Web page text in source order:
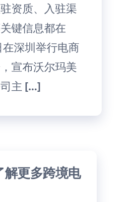
资质、入驻渠
键信息都在
深圳举行电商
宣布沃尔玛美
主 […]
解更多跨境电